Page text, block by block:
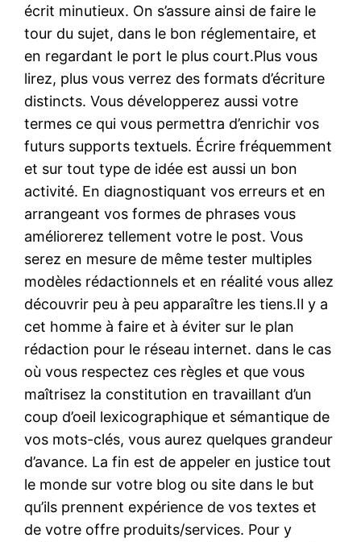
écrit minutieux. On s’assure ainsi de faire le
tour du sujet, dans le bon réglementaire, et
en regardant le port le plus court.Plus vous
lirez, plus vous verrez des formats d’écriture
distincts. Vous développerez aussi votre
termes ce qui vous permettra d’enrichir vos
futurs supports textuels. Écrire fréquemment
et sur tout type de idée est aussi un bon
activité. En diagnostiquant vos erreurs et en
arrangeant vos formes de phrases vous
améliorerez tellement votre le post. Vous
serez en mesure de même tester multiples
modèles rédactionnels et en réalité vous allez
découvrir peu à peu apparaître les tiens.Il y a
cet homme à faire et à éviter sur le plan
rédaction pour le réseau internet. dans le cas
où vous respectez ces règles et que vous
maîtrisez la constitution en travaillant d’un
coup d’oeil lexicographique et sémantique de
vos mots-clés, vous aurez quelques grandeur
d’avance. La fin est de appeler en justice tout
le monde sur votre blog ou site dans le but
qu’ils prennent expérience de vos textes et
de votre offre produits/services. Pour y